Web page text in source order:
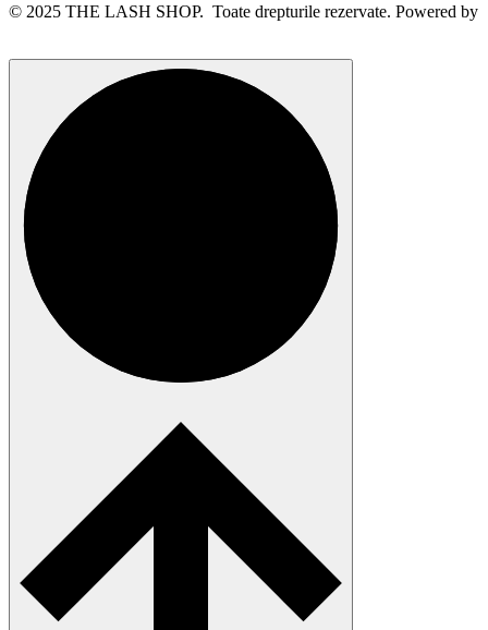
© 2025 THE LASH SHOP. Toate drepturile rezervate. Powered by